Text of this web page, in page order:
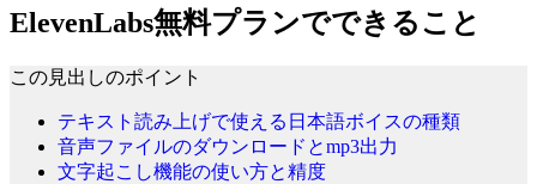
ElevenLabs無料プランでできること
この見出しのポイント
テキスト読み上げで使える日本語ボイスの種類
音声ファイルのダウンロードとmp3出力
文字起こし機能の使い方と精度